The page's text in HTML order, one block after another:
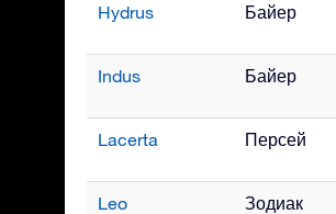
Hydrus Байер
Indus Байер
Lacerta Персей
Leo Зодиак